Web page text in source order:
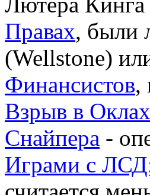
Правах, были
(Wellstone)
Финансистов,
Взрыв в
Снайпера -
Играми с ЛСД